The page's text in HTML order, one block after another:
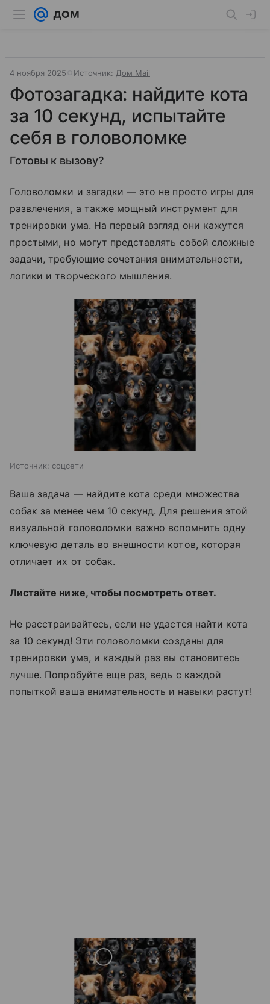
4 ноября 2025 Источник: Дом Mail
Фотозагадка: найдите кота
за 10 секунд, испытайте
себя в головоломке
Готовы к вызову?
Головоломки и загадки — это не просто игры для
развлечения, а также мощный инструмент для
тренировки ума. На первый взгляд они кажутся
простыми, но могут представлять собой сложные
задачи, требующие сочетания внимательности,
логики и творческого мышления.
Источник: соцсети
Ваша задача — найдите кота среди множества
собак за менее чем 10 секунд. Для решения этой
визуальной головоломки важно вспомнить одну
ключевую деталь во внешности котов, которая
отличает их от собак.
Листайте ниже, чтобы посмотреть ответ.
Не расстраивайтесь, если не удастся найти кота
за 10 секунд! Эти головоломки созданы для
тренировки ума, и каждый раз вы становитесь
лучше. Попробуйте еще раз, ведь с каждой
попыткой ваша внимательность и навыки растут!